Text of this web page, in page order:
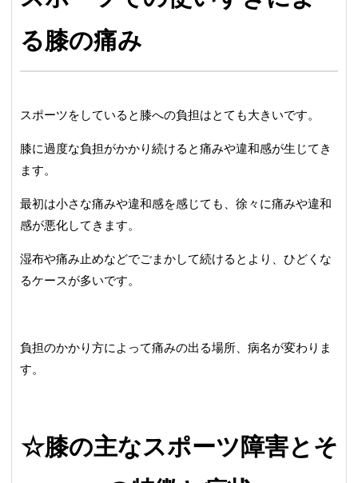
る膝の痛み
スポーツをしていると膝への負担はとても大きいです。
膝に過度な負担がかかり続けると痛みや違和感が生じてき
ます。
最初は小さな痛みや違和感を感じても、徐々に痛みや違和
感が悪化してきます。
湿布や痛み止めなどでごまかして続けるとより、ひどくな
るケースが多いです。
負担のかかり方によって痛みの出る場所、病名が変わりま
す。
☆膝の主なスポーツ障害とそ